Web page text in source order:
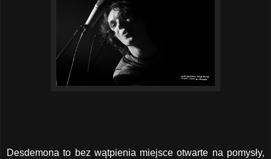
Desdemona to bez wątpienia miejsce otwarte na pomysły,